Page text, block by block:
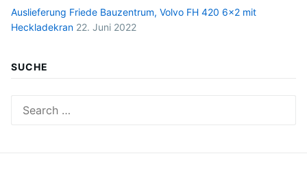
Auslieferung Friede Bauzentrum, Volvo FH 420 6×2 mit
Heckladekran 22. Juni 2022
SUCHE
for: